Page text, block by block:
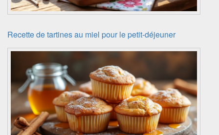
Recette de tartines au miel pour le petit-déjeuner